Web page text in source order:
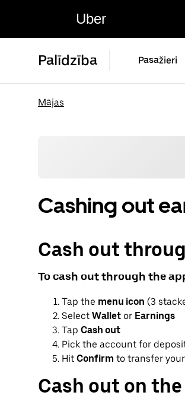
Uber
Palīdzība Pasažieri
Mājas
Cashing out
Cash out
To cash out through the
Tap the menu icon (3
Select Wallet or Earnings
Tap Cash out
Pick the account for
Hit Confirm to transfer
Cash out on